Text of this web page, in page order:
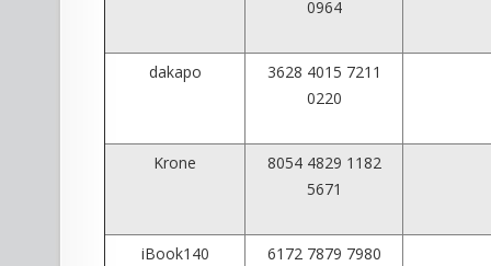
0964
dakapo
3628 4015 7211
0220
Krone
8054 4829 1182
5671
iBook140
6172 7879 7980